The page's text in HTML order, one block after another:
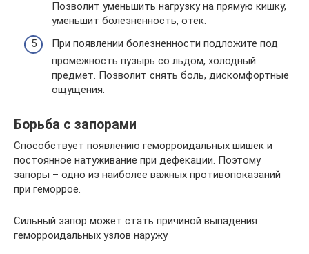
Позволит уменьшить нагрузку на прямую кишку,
уменьшит болезненность, отёк.
При появлении болезненности подложите под
промежность пузырь со льдом, холодный
предмет. Позволит снять боль, дискомфортные
ощущения.
Борьба с запорами
Способствует появлению геморроидальных шишек и
постоянное натуживание при дефекации. Поэтому
запоры – одно из наиболее важных противопоказаний
при геморрое.
Сильный запор может стать причиной выпадения
геморроидальных узлов наружу